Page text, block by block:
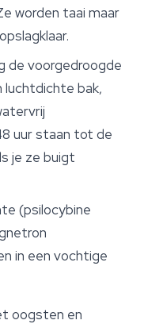
worden taai maar
de voorgedroogde
luchtdichte bak,
uur staan tot de
je ze buigt
(psilocybine
in een vochtige
oogsten en